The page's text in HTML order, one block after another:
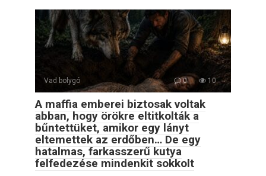
Vad bolygó 0 10
A maffia emberei biztosak voltak
abban, hogy örökre eltitkolták a
bűntettüket, amikor egy lányt
eltemettek az erdőben… De egy
hatalmas, farkasszerű kutya
felfedezése mindenkit sokkolt